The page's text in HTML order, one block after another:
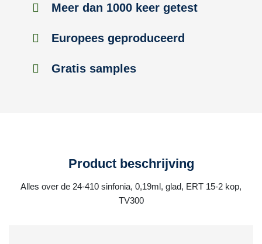
Meer dan 1000 keer getest
Europees geproduceerd
Gratis samples
Product beschrijving
Alles over de 24-410 sinfonia, 0,19ml, glad, ERT 15-2 kop,
TV300